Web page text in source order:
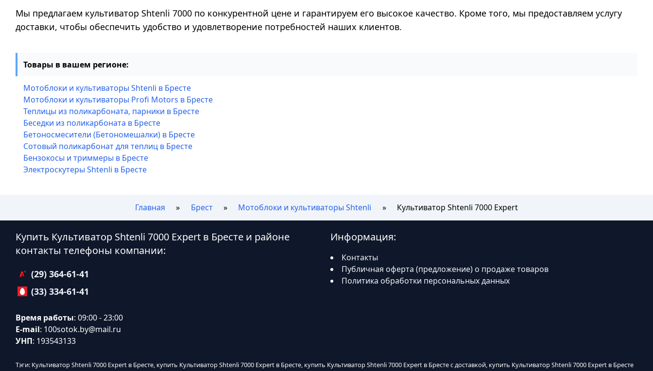
Мы предлагаем культиватор Shtenli 7000 по конкурентной цене и гарантируем его высокое качество. Кроме того, мы предоставляем услугу
доставки, чтобы обеспечить удобство и удовлетворение потребностей наших клиентов.
Товары в вашем регионе:
Мотоблоки и культиваторы Shtenli в Бресте
Мотоблоки и культиваторы Profi Motors в Бресте
Теплицы из поликарбоната, парники в Бресте
Беседки из поликарбоната в Бресте
Бетоносмесители (Бетономешалки) в Бресте
Сотовый поликарбонат для теплиц в Бресте
Бензокосы и триммеры в Бресте
Электроскутеры Shtenli в Бресте
Главная Брест Мотоблоки и культиваторы Shtenli Культиватор Shtenli 7000 Expert
Купить Культиватор Shtenli 7000 Expert в Бресте и районе
контакты телефоны компании:
(29) 364-61-41
(33) 334-61-41
Время работы: 09:00 - 23:00
E-mail: 100sotok.by@mail.ru
УНП: 193543133
Информация:
Контакты
Публичная оферта (предложение) о продаже товаров
Политика обработки персональных данных
Тэги: Культиватор Shtenli 7000 Expert в Бресте, купить Культиватор Shtenli 7000 Expert в Бресте, купить Культиватор Shtenli 7000 Expert в Бресте с доставкой, купить Культиватор Shtenli 7000 Expert в Бресте